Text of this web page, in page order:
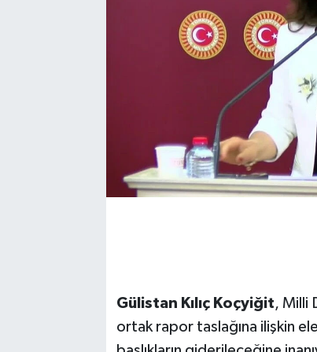
Gülistan Kılıç Koçyiğit, Milli
ortak rapor taslağına ilişkin